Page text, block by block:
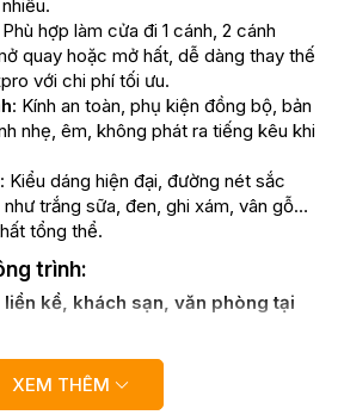
Phù hợp làm cửa đi 1 cánh, 2 cánh
quay hoặc mở hất, dễ dàng thay thế
với chi phí tối ưu.
: Kính an toàn, phụ kiện đồng bộ, bản
nhẹ, êm, không phát ra tiếng kêu khi
: Kiểu dáng hiện đại, đường nét sắc
trắng sữa, đen, ghi xám, vân gỗ…
tổng thể.
trình:
kề, khách sạn, văn phòng tại
thay thế cửa gỗ/cửa sắt cũ bằng
XEM THÊM